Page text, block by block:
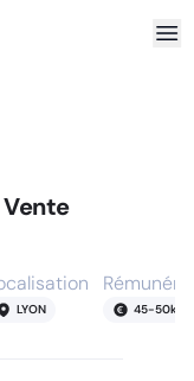
LYON 45-50k